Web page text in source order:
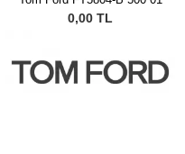
0,00 TL